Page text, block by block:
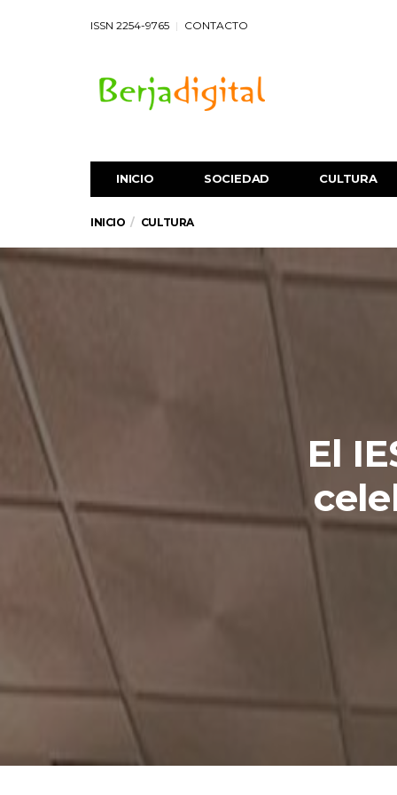
ISSN 2254-9765 CONTACTO
INICIO SOCIEDAD CULTURA
INICIO CULTURA
El